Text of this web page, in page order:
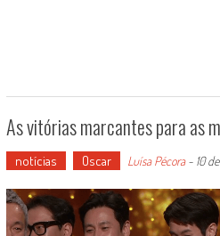
As vitórias marcantes para as
notícias Oscar Luísa Pécora- 10